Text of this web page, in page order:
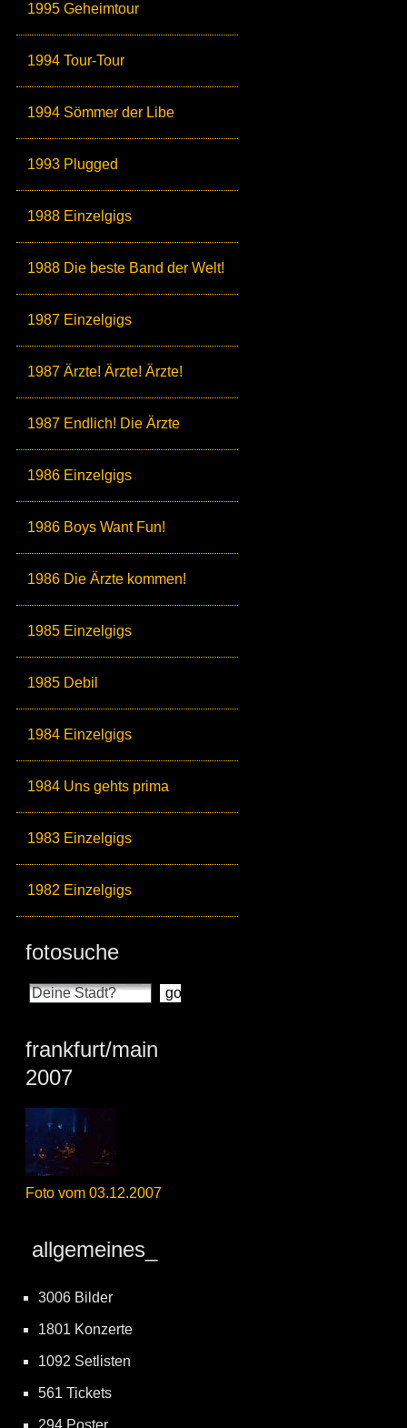
1995 Geheimtour
1994 Tour-Tour
1994 Sömmer der Libe
1993 Plugged
1988 Einzelgigs
1988 Die beste Band der Welt!
1987 Einzelgigs
1987 Ärzte! Ärzte! Ärzte!
1987 Endlich! Die Ärzte
1986 Einzelgigs
1986 Boys Want Fun!
1986 Die Ärzte kommen!
1985 Einzelgigs
1985 Debil
1984 Einzelgigs
1984 Uns gehts prima
1983 Einzelgigs
1982 Einzelgigs
fotosuche
frankfurt/main
2007
Foto vom 03.12.2007
allgemeines_
3006 Bilder
1801 Konzerte
1092 Setlisten
561 Tickets